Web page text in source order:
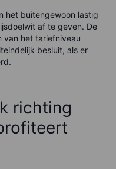
het buitengewoon lastig
af te geven. De
van het tariefniveau
besluit, als er
richting